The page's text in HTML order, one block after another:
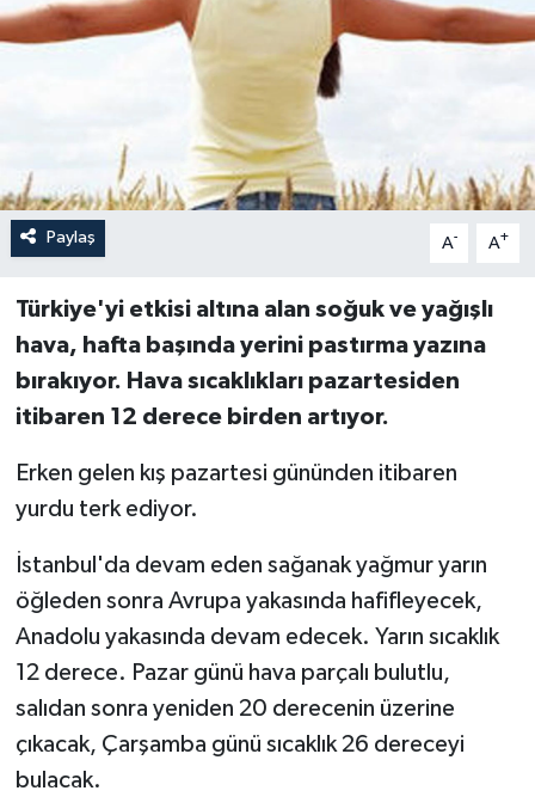
Paylaş A- A+
Türkiye'yi etkisi altına alan soğuk ve yağışlı
hava, hafta başında yerini pastırma yazına
bırakıyor. Hava sıcaklıkları pazartesiden
itibaren 12 derece birden artıyor.
Erken gelen kış pazartesi gününden itibaren
yurdu terk ediyor.
İstanbul'da devam eden sağanak yağmur yarın
öğleden sonra Avrupa yakasında hafifleyecek,
Anadolu yakasında devam edecek. Yarın sıcaklık
12 derece. Pazar günü hava parçalı bulutlu,
salıdan sonra yeniden 20 derecenin üzerine
çıkacak, Çarşamba günü sıcaklık 26 dereceyi
bulacak.